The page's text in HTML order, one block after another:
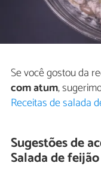
Se você gostou da
com atum,
Receitas de salada
Sugestões de
Salada de